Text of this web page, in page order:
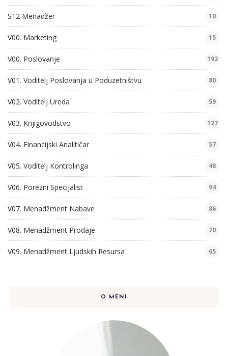
S12 Menadžer 10
V00. Marketing 15
V00. Poslovanje 192
V01. Voditelj Poslovanja u Poduzetništvu 80
V02. Voditelj Ureda 59
V03. Knjigovodstvo 127
V04. Financijski Analitičar 57
V05. Voditelj Kontrolinga 48
V06. Porezni Specijalist 94
V07. Menadžment Nabave 86
V08. Menadžment Prodaje 70
V09. Menadžment Ljudskih Resursa 65
O MENI